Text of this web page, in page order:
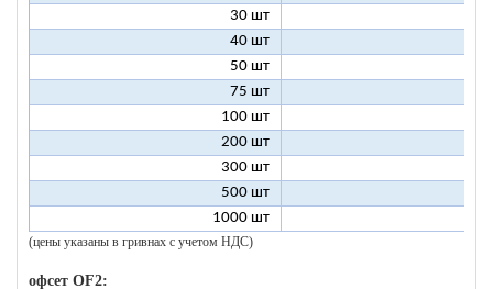
30 шт
40 шт
50 шт
75 шт
100 шт
200 шт
300 шт
500 шт
1000 шт
(цены указаны в гривнах с учетом НДС)
офсет OF2: